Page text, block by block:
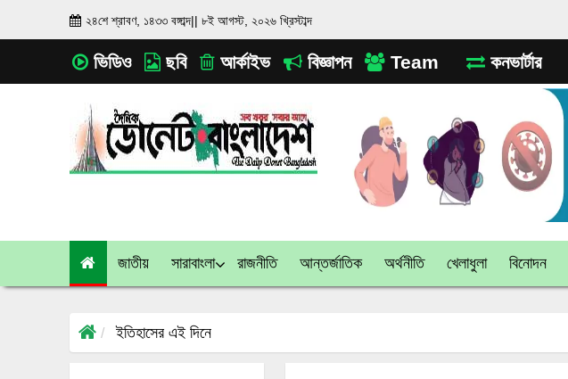
২৪শে শ্রাবণ, ১৪৩৩ বঙ্গাব্দ|| ৮ই আগস্ট, ২০২৬ খ্রিস্টাব্দ
ভিডিও ছবি আর্কাইভ বিজ্ঞাপন Team কনভার্টার
জাতীয় সারাবাংলা রাজনীতি আন্তর্জাতিক অর্থনীতি খেলাধুলা বিনোদন
ইতিহাসের এই দিনে